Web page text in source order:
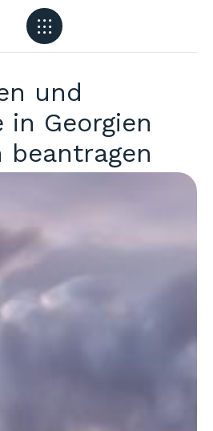
und
in Georgien
beantragen